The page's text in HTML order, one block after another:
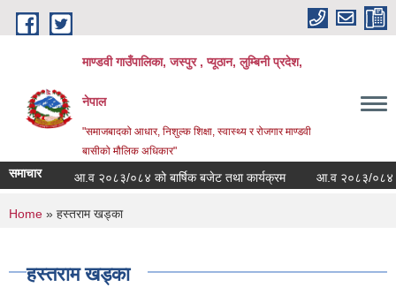
Skip to main content
माण्डवी गाउँपालिका, जस्पुर , प्यूठान, लुम्बिनी प्रदेश,
नेपाल
"समाजबादको आधार, निशुल्क शिक्षा, स्वास्थ्य र रोजगार माण्डवी
बासीको मौलिक अधिकार"
समाचार आ.व २०८३/०८४ को बार्षिक बजेट तथा कार्यक्रम आ.व २०८३/०८४ को
You are here
Home » हस्तराम खड्का
हस्तराम खड्का